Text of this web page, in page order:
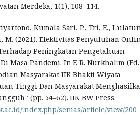
Merdeka, 1(1), 108–114.
Kumala Sari, P., Tri, E.,
M. (2021). Efektivitas Penyuluhan
Peningkatan Pengetahuan
Masa Pandemi. In F. R. Nurkhalim
Masyarakat IIK Bhakti Wiyata
Tinggi Dan Masyarakat
(pp. 54–62). IIK BW Press.
index.php/senias/article/view/200